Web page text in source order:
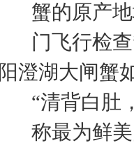
蟹的原产
门飞行检查
阳澄湖大闸蟹
“清背白肚
称最为鲜